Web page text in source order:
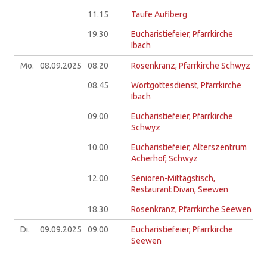
11.15 Taufe Aufiberg
19.30
Eucharistiefeier, Pfarrkirche
Ibach
Mo. 08.09.2025 08.20 Rosenkranz, Pfarrkirche Schwyz
08.45
Wortgottesdienst, Pfarrkirche
Ibach
09.00
Eucharistiefeier, Pfarrkirche
Schwyz
10.00
Eucharistiefeier, Alterszentrum
Acherhof, Schwyz
12.00
Senioren-Mittagstisch,
Restaurant Divan, Seewen
18.30 Rosenkranz, Pfarrkirche Seewen
Di. 09.09.2025 09.00
Eucharistiefeier, Pfarrkirche
Seewen